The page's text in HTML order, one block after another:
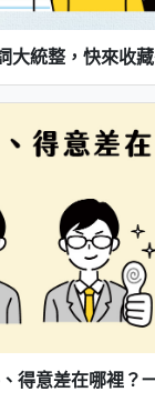
大統整，快來收